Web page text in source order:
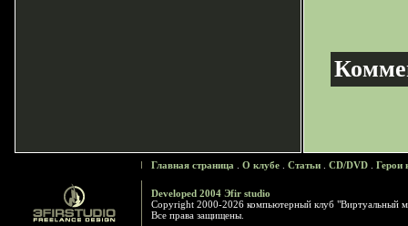
Главная страница О клубе Статьи CD/DVD Герои
Developed 2004 Эfir studio
Copyright 2000-2026 компьютерный клуб "Виртуальный
Все права защищены.